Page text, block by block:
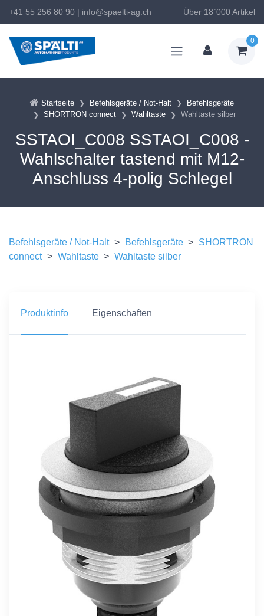
+41 55 256 80 90 | info@spaelti-ag.ch Über 18`000 Artikel
0
Startseite Befehlsgeräte / Not-Halt
Befehlsgeräte
SHORTRON connect
Wahltaste Wahltaste silber
SSTAOI_C008 SSTAOI_C008 -
Wahlschalter tastend mit M12-
Anschluss 4-polig Schlegel
Befehlsgeräte / Not-Halt > Befehlsgeräte > SHORTRON
connect > Wahltaste > Wahltaste silber
Produktinfo Eigenschaften